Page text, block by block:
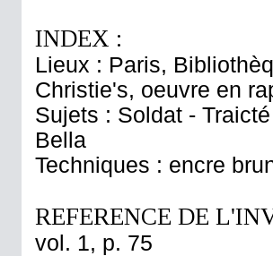
INDEX :
Lieux : Paris,
Christie's, oeuvre en
Sujets : Soldat -
Bella
Techniques : encre
REFERENCE DE
vol. 1, p. 75